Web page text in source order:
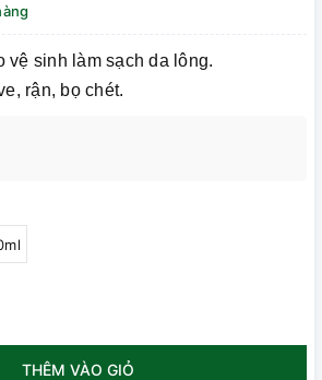
vệ sinh làm sạch da lông.
rận, bọ chét.
THÊM VÀO GIỎ